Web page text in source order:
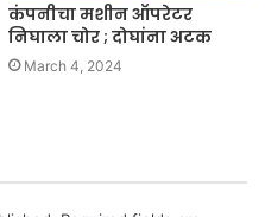
कंपनीचा मशीन ऑपरेटर
निघाला चोर ; दोघांना अटक
March 4, 2024